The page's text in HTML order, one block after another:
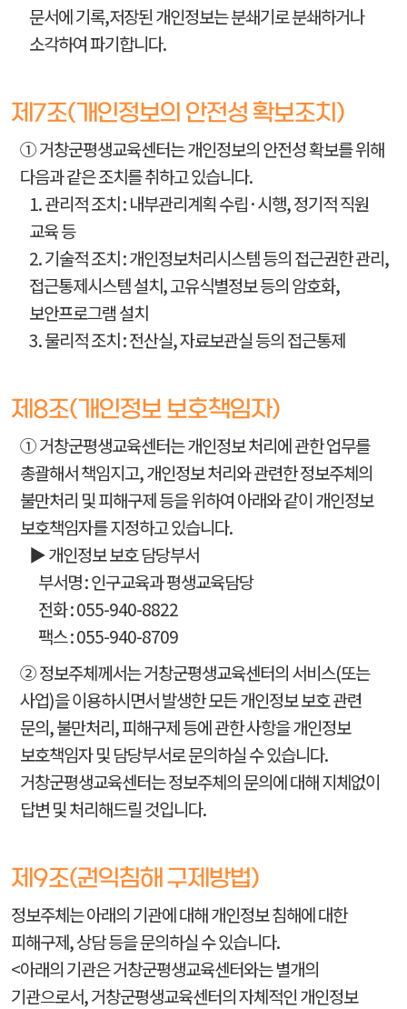
문서에 기록,저장된 개인정보는 분쇄기로 분쇄하거나
소각하여 파기합니다.
제7조(개인정보의 안전성 확보조치)
① 거창군평생교육센터는 개인정보의 안전성 확보를 위해
다음과 같은 조치를 취하고 있습니다.
1. 관리적 조치 : 내부관리계획 수립·시행, 정기적 직원
교육 등
2. 기술적 조치 : 개인정보처리시스템 등의 접근권한 관리,
접근통제시스템 설치, 고유식별정보 등의 암호화,
보안프로그램 설치
3. 물리적 조치 : 전산실, 자료보관실 등의 접근통제
제8조(개인정보 보호책임자)
① 거창군평생교육센터는 개인정보 처리에 관한 업무를
총괄해서 책임지고, 개인정보 처리와 관련한 정보주체의
불만처리 및 피해구제 등을 위하여 아래와 같이 개인정보
보호책임자를 지정하고 있습니다.
▶ 개인정보 보호 담당부서
부서명 : 인구교육과 평생교육담당
전화 : 055-940-8822
팩스 : 055-940-8709
② 정보주체께서는 거창군평생교육센터의 서비스(또는
사업)을 이용하시면서 발생한 모든 개인정보 보호 관련
문의, 불만처리, 피해구제 등에 관한 사항을 개인정보
보호책임자 및 담당부서로 문의하실 수 있습니다.
거창군평생교육센터는 정보주체의 문의에 대해 지체없이
답변 및 처리해드릴 것입니다.
제9조(권익침해 구제방법)
정보주체는 아래의 기관에 대해 개인정보 침해에 대한
피해구제, 상담 등을 문의하실 수 있습니다.
<아래의 기관은 거창군평생교육센터와는 별개의
기관으로서, 거창군평생교육센터의 자체적인 개인정보